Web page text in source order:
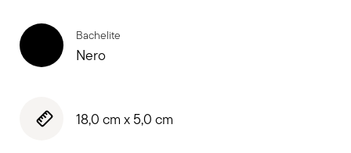
Bachelite
Nero
18,0 cm x 5,0 cm